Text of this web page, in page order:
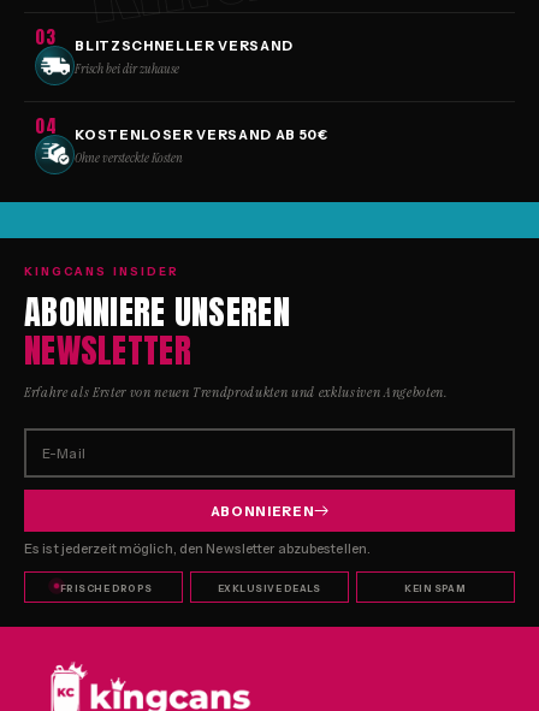
03
BLITZSCHNELLER VERSAND
Frisch bei dir zuhause
04
KOSTENLOSER VERSAND AB 50€
Ohne versteckte Kosten
KINGCANS INSIDER
ABONNIERE UNSEREN
NEWSLETTER
Erfahre als Erster von neuen Trendprodukten und exklusiven Angeboten.
E-Mail
ABONNIEREN
Es ist jederzeit möglich, den Newsletter abzubestellen.
FRISCHE DROPS EXKLUSIVE DEALS KEIN SPAM